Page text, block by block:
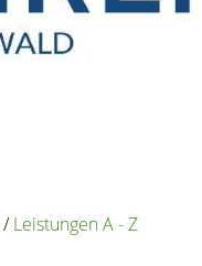
/Leistungen A - Z